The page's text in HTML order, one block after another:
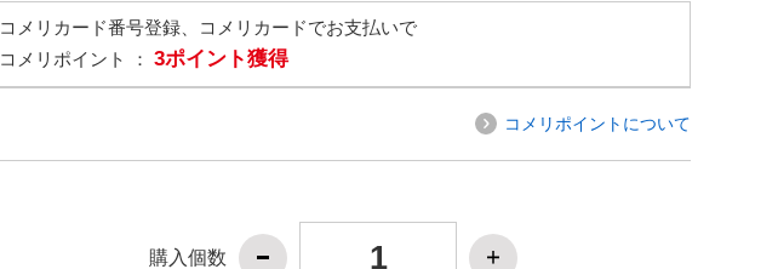
コメリカード番号登録、コメリカードでお支払いで
コメリポイント ： 3ポイント獲得
コメリポイントについて
購入個数